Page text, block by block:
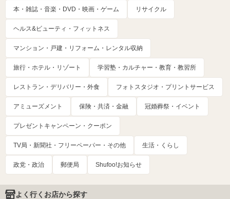
本・雑誌・音楽・DVD・映画・ゲーム リサイクル
ヘルス&ビューティ・フィットネス
マンション・戸建・リフォーム・レンタル収納
旅行・ホテル・リゾート 学習塾・カルチャー・教育・教習所
レストラン・デリバリー・外食 フォトスタジオ・プリントサービス
アミューズメント 保険・共済・金融 冠婚葬祭・イベント
プレゼントキャンペーン・クーポン
TV局・新聞社・フリーペーパー・その他 生活・くらし
政党・政治 郵便局 Shufoo!お知らせ
よく行くお店から探す